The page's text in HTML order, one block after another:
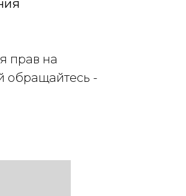
прав на
обращайтесь -